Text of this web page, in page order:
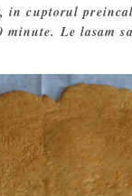
in cuptorul
Le lasam sa